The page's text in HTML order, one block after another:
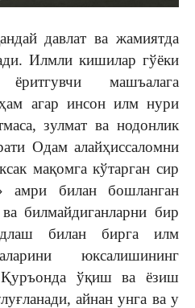
давлат ва жамиятда
Илмли кишилар гўёки
машъалага
агар инсон илм нури
зулмат ва нодонлик
Одам алайҳиссаломни
мақомга кўтарган сир
билан бошланган
билмайдиганларни бир
билан бирга илм
юксалишининг
ўқиш ва ёзиш
айнан унга ва у